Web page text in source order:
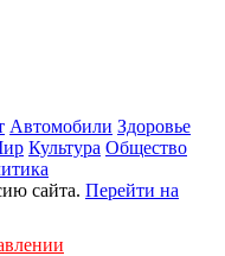
Автомобили Здоровье
Культура Общество
сайта. Перейти на